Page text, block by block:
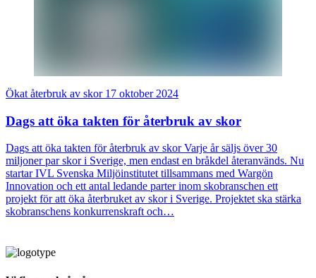
Ökat återbruk av skor 17 oktober 2024
Dags att öka takten för återbruk av skor
Dags att öka takten för återbruk av skor Varje år säljs över 30
miljoner par skor i Sverige, men endast en bråkdel återanvänds. Nu
startar IVL Svenska Miljöinstitutet tillsammans med Wargön
Innovation och ett antal ledande parter inom skobranschen ett
projekt för att öka återbruket av skor i Sverige. Projektet ska stärka
skobranschens konkurrenskraft och…